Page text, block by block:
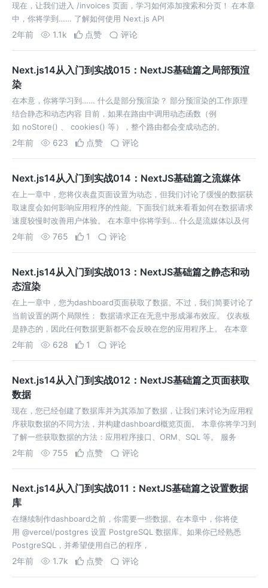
现在，让我们进入 /invoices 页面，学习如何添加搜索和分页！ 在本章
中，你将学到…… 了解如何使用 Next.js API
2年前 1.1k 点赞 评论
Next.js14从入门到实战015：NextJS基础篇之局部预渲
染
在本意，你将学习到…… 什么是部分预渲染？ 部分预渲染的工作原理
结合静态和动态内容 目前，如果在路由中调用动态函数（例
如 noStore() 、 cookies() 等），整个路由都会变成动态的。
2年前 623 点赞 评论
Next.js14从入门到实战014：NextJS基础篇之流媒体
在上一章中，您将仪表盘页面设置为动态，但我们讨论了缓慢的数据获
取速度会如何影响应用程序的性能。下面我们就来看看如何在数据请求
速度较慢时改善用户体验。 在本章中你将学到... 什么是流媒体以及何
时使用。
2年前 765 1 评论
Next.js14从入门到实战013：NextJS基础篇之静态和动
态渲染
在上一章中，您为dashboard页面获取了数据。不过，我们简要讨论了
当前设置的两个局限性： 数据请求正在无意中形成瀑布效应。 仪表板
是静态的，因此任何数据更新都不会反映在您的应用程序上。 在本章
中，
2年前 628 1 评论
Next.js14从入门到实战012：NextJS基础篇之页面获取
数据
现在，您已经创建了数据库并为其添加了数据，让我们来讨论为应用程
序获取数据的不同方法，并构建dashboard概览页面。 本章你将学习到
了解一些获取数据的方法：应用程序接口、ORM、SQL 等。 服务
2年前 755 点赞 评论
Next.js14从入门到实战011：NextJS基础篇之设置数据
库
在继续制作dashboard之前，你需要一些数据。在本章中，你将使
用 @vercel/postgres 设置 PostgreSQL 数据库。如果你已经熟悉
PostgreSQL，并希望使用自己的程序，
2年前 1.7k 点赞 评论